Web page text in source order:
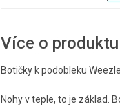
Více o produktu
Botičky k podobleku
Nohy v teple, to je základ.